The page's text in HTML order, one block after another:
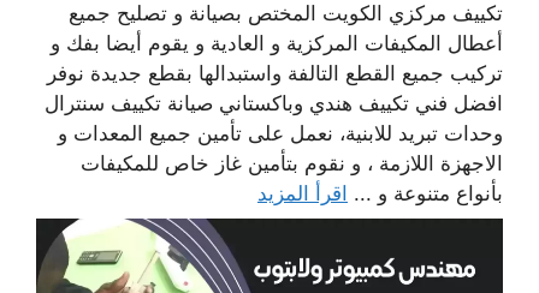
تكييف مركزي الكويت المختص بصيانة و تصليح جميع
أعطال المكيفات المركزية و العادية و يقوم أيضا بفك و
تركيب جميع القطع التالفة واستبدالها بقطع جديدة نوفر
افضل فني تكييف هندي وباكستاني صيانة تكييف سنترال
وحدات تبريد للابنية، نعمل على تأمين جميع المعدات و
الاجهزة اللازمة ، و نقوم بتأمين غاز خاص للمكيفات
بأنواع متنوعة و ... اقرأ المزيد